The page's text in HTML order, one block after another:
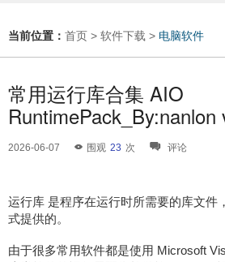
当前位置： 首页 > 软件下载 > 电脑软件
常用运行库合集 AIO
2026-06-07 围观 23 次 评论
运行库 是程序在运行时所需要的库文件
式提供的。
由于很多常用软件都是使用 Microsoft